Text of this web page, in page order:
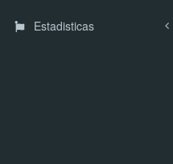
Estadisticas